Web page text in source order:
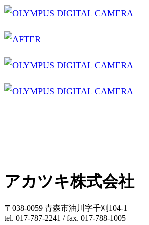
アカツキ株式会社
〒038-0059 青森市油川字千刈104-1
tel. 017-787-2241 / fax. 017-788-1005